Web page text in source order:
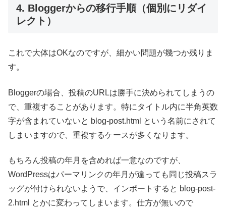
4. Bloggerからの移行手順（個別にリダイ
レクト）
これで大体はOKなのですが、細かい問題が幾つか残りま
す。
Bloggerの場合、投稿のURLは勝手に決められてしまうの
で、重複することがあります。特にタイトル内に半角英数
字が含まれていないと blog-post.html という名前にされて
しまいますので、重複するケースが多くなります。
もちろん投稿の年月を含めれば一意なのですが、
WordPressはパーマリンクの年月が違っても同じ投稿スラ
ッグが付けられないようで、インポートすると blog-post-
2.html とかに変わってしまいます。仕方が無いので